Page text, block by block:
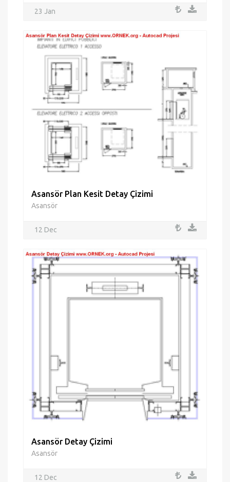
23 Jan
Asansör Plan Kesit Detay Çizimi
Asansör
12 Dec
Asansör Detay Çizimi
Asansör
12 Dec